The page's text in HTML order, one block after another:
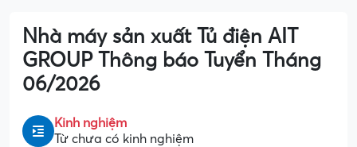
Nhà máy sản xuất Tủ điện AIT
GROUP Thông báo Tuyển Tháng
06/2026
Kinh nghiệm
Từ chưa có kinh nghiệm